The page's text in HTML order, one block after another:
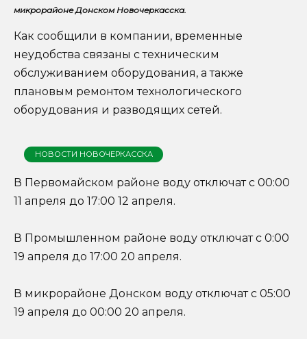
микрорайоне Донском Новочеркасска.
Как сообщили в компании, временные
неудобства связаны с техническим
обслуживанием оборудования, а также
плановым ремонтом технологического
оборудования и разводящих сетей.
НОВОСТИ НОВОЧЕРКАССКА
В Первомайском районе воду отключат с 00:00
11 апреля до 17:00 12 апреля.
В Промышленном районе воду отключат с 0:00
19 апреля до 17:00 20 апреля.
В микрорайоне Донском воду отключат с 05:00
19 апреля до 00:00 20 апреля.